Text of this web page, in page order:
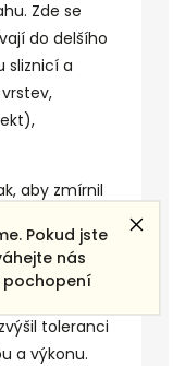
Pokud jste
nás
pochopení
Zde se
do delšího
sliznicí a
),
aby zmírnil
práce, snížil
faktorů na
toleranci
a výkonu.